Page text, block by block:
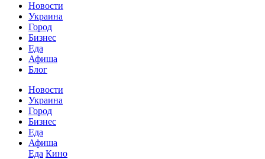
Новости
Украина
Город
Бизнес
Еда
Афиша
Блог
Новости
Украина
Город
Бизнес
Еда
Афиша
Еда Кино